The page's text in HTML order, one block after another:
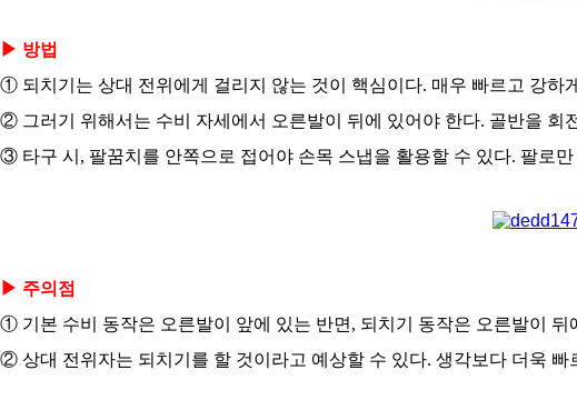
▶ 방법
① 되치기는 상대 전위에게 걸리지 않는 것이 핵심이다. 매우 빠르고 강하
② 그러기 위해서는 수비 자세에서 오른발이 뒤에 있어야 한다. 골반을 회
③ 타구 시, 팔꿈치를 안쪽으로 접어야 손목 스냅을 활용할 수 있다. 팔로
▶ 주의점
① 기본 수비 동작은 오른발이 앞에 있는 반면, 되치기 동작은 오른발이 뒤
② 상대 전위자는 되치기를 할 것이라고 예상할 수 있다. 생각보다 더욱 빠